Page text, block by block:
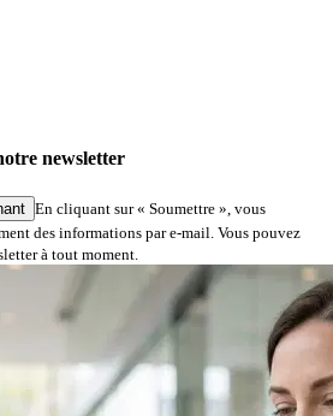
newsletter
En cliquant sur « Soumettre », vous
des informations par e-mail. Vous pouvez
à tout moment.